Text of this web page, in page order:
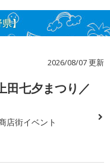
】
2026/08/07 更新
田七夕まつり／
店街イベント